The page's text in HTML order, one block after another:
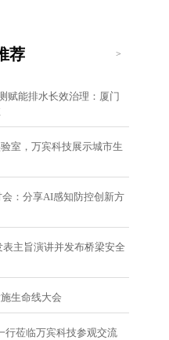
荐 >
赋能排水长效治理：厦门
室，万宾科技展示城市生
：分享AI感知防控创新方
主旨演讲并发布桥梁安全
生命线大会
行莅临万宾科技参观交流